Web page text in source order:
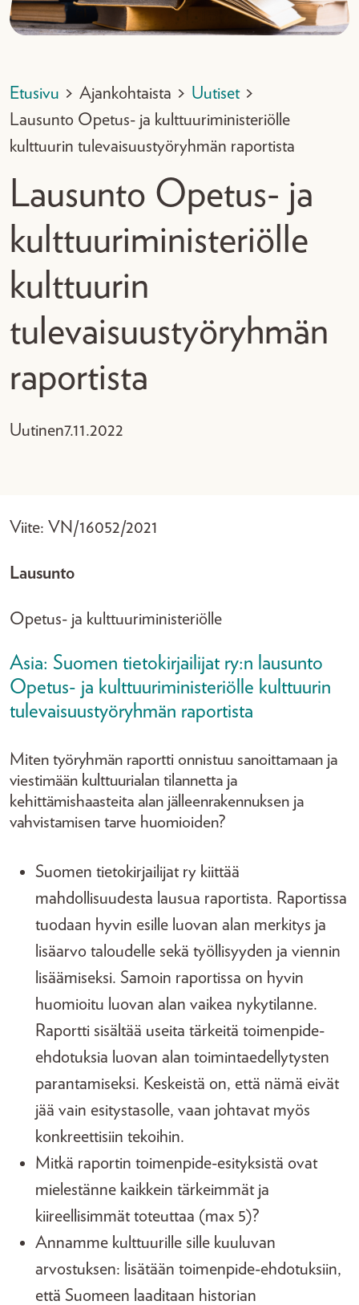
Etusivu > Ajankohtaista > Uutiset >
Lausunto Opetus- ja kulttuuriministeriölle
kulttuurin tulevaisuustyöryhmän raportista
Lausunto Opetus- ja
kulttuuriministeriölle
kulttuurin
tulevaisuustyöryhmän
raportista
Uutinen7.11.2022
Viite: VN/16052/2021
Lausunto
Opetus- ja kulttuuriministeriölle
Asia: Suomen tietokirjailijat ry:n lausunto
Opetus- ja kulttuuriministeriölle kulttuurin
tulevaisuustyöryhmän raportista
Miten työryhmän raportti onnistuu sanoittamaan ja
viestimään kulttuurialan tilannetta ja
kehittämishaasteita alan jälleenrakennuksen ja
vahvistamisen tarve huomioiden?
Suomen tietokirjailijat ry kiittää
mahdollisuudesta lausua raportista. Raportissa
tuodaan hyvin esille luovan alan merkitys ja
lisäarvo taloudelle sekä työllisyyden ja viennin
lisäämiseksi. Samoin raportissa on hyvin
huomioitu luovan alan vaikea nykytilanne.
Raportti sisältää useita tärkeitä toimenpide-
ehdotuksia luovan alan toimintaedellytysten
parantamiseksi. Keskeistä on, että nämä eivät
jää vain esitystasolle, vaan johtavat myös
konkreettisiin tekoihin.
Mitkä raportin toimenpide-esityksistä ovat
mielestänne kaikkein tärkeimmät ja
kiireellisimmät toteuttaa (max 5)?
Annamme kulttuurille sille kuuluvan
arvostuksen: lisätään toimenpide-ehdotuksiin,
että Suomeen laaditaan historian